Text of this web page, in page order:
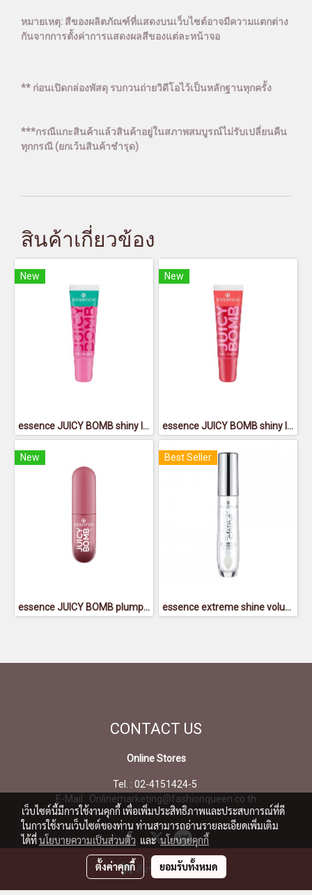
สั่งซื้อสินค้า
หมายเหตุ: สีของผลิตภัณฑ์ที่แสดงบนเว็บไซต์อาจมีความแตกต่าง
กันจากการตั้งค่าการแสดงผลสีของแต่ละหน้าจอ
** ก่อนเปิดกล่องพัสดุ รบกวนถ่ายวิดีโอไว้เป็นหลักฐานทุกครั้ง
***กรณีแกะสินค้าแล้วสินค้าอยู่ในสภาพสมบูรณ์ไม่รับเปลี่ยนคืน
ทุกกรณี (ยกเว้นสินค้าชำรุด)
สินค้าเกี่ยวข้อง
New
essence JUICY BOMB shiny lipgloss 102 - เอสเซนส์จูซซี่บอมบ์ชายน์นี่ลิปกลอส102
New
essence JUICY BOMB shiny lipgloss 104 - เอสเซนส์จูซซี่บอมบ์ชายน์นี่ลิปกลอส104
New
essence JUICY BOMB plumping lipgloss 08 - เอสเซนส์ จูซซี่ บอมบ์ พลัมปิ้ง ลิปกลอส 08
Best Seller
essence extreme shine volume lipgloss 01 - เอสเซนส์เอ็กซ์ตรีมชายน์วอลุ่มลิปกลอส01
CONTACT US
Online Stores
Tel. : 02-4151424-5
E-Mail : Onlinemarketing@fashionqueen.co.th
เว็บไซต์นี้มีการใช้งานคุกกี้ เพื่อเพิ่มประสิทธิภาพและประสบการณ์ที่ดี
ในการใช้งานเว็บไซต์ของท่าน ท่านสามารถอ่านรายละเอียดเพิ่มเติม
ได้ที่นโยบายความเป็นส่วนตัว และนโยบายคุกกี้
ตั้งค่าคุกกี้ ยอมรับทั้งหมด